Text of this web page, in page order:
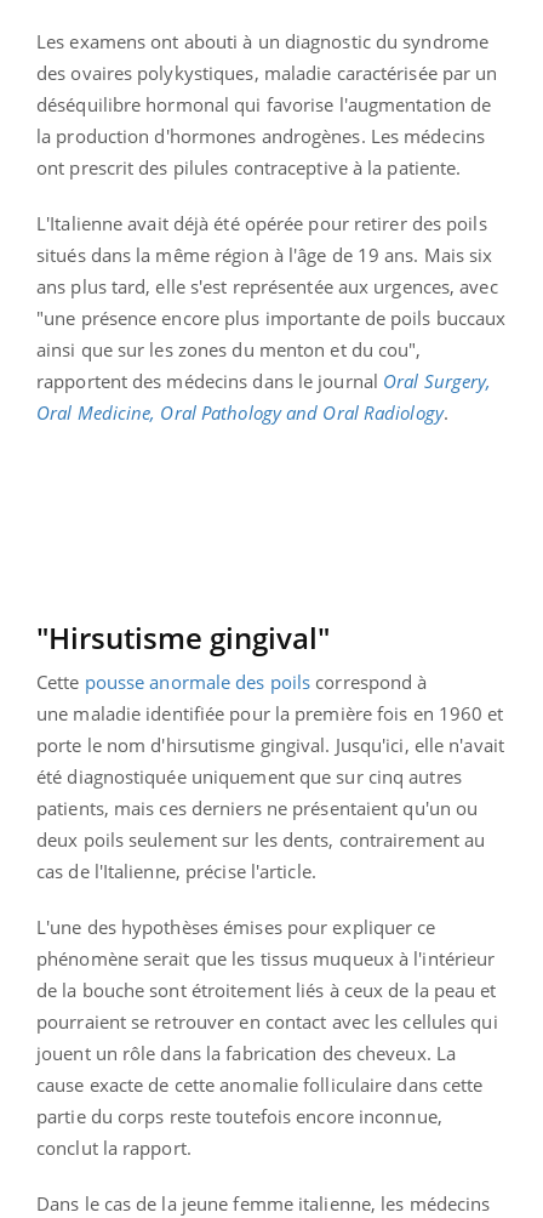
Les examens ont abouti à un diagnostic du syndrome
des ovaires polykystiques, maladie caractérisée par un
déséquilibre hormonal qui favorise l'augmentation de
la production d'hormones androgènes. Les médecins
ont prescrit des pilules contraceptive à la patiente.
L'Italienne avait déjà été opérée pour retirer des poils
situés dans la même région à l'âge de 19 ans. Mais six
ans plus tard, elle s'est représentée aux urgences, avec
"une présence encore plus importante de poils buccaux
ainsi que sur les zones du menton et du cou",
rapportent des médecins dans le journal Oral Surgery,
Oral Medicine, Oral Pathology and Oral Radiology.
"Hirsutisme gingival"
Cette pousse anormale des poils correspond à
une maladie identifiée pour la première fois en 1960 et
porte le nom d'hirsutisme gingival. Jusqu'ici, elle n'avait
été diagnostiquée uniquement que sur cinq autres
patients, mais ces derniers ne présentaient qu'un ou
deux poils seulement sur les dents, contrairement au
cas de l'Italienne, précise l'article.
L'une des hypothèses émises pour expliquer ce
phénomène serait que les tissus muqueux à l'intérieur
de la bouche sont étroitement liés à ceux de la peau et
pourraient se retrouver en contact avec les cellules qui
jouent un rôle dans la fabrication des cheveux. La
cause exacte de cette anomalie folliculaire dans cette
partie du corps reste toutefois encore inconnue,
conclut la rapport.
Dans le cas de la jeune femme italienne, les médecins